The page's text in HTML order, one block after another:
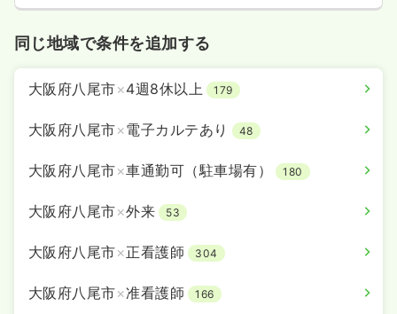
同じ地域で条件を追加する
大阪府八尾市×4週8休以上 179
大阪府八尾市×電子カルテあり 48
大阪府八尾市×車通勤可（駐車場有） 180
大阪府八尾市×外来 53
大阪府八尾市×正看護師 304
大阪府八尾市×准看護師 166